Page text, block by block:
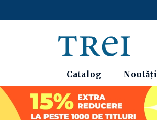
Catalog Noutăți